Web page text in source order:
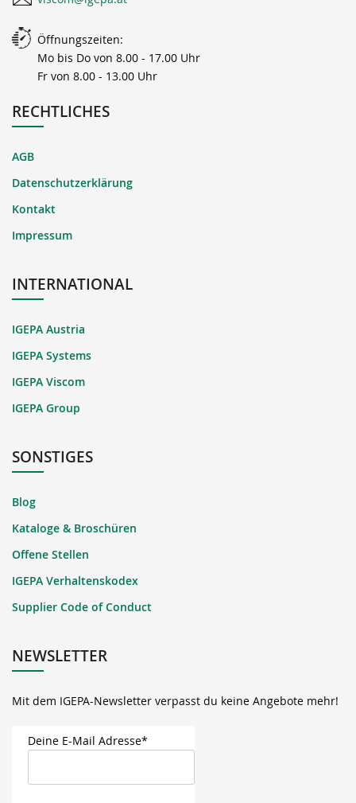
Öffnungszeiten:
Mo bis Do von 8.00 - 17.00 Uhr
Fr von 8.00 - 13.00 Uhr
RECHTLICHES
AGB
Datenschutzerklärung
Kontakt
Impressum
INTERNATIONAL
IGEPA Austria
IGEPA Systems
IGEPA Viscom
IGEPA Group
SONSTIGES
Blog
Kataloge & Broschüren
Offene Stellen
IGEPA Verhaltenskodex
Supplier Code of Conduct
NEWSLETTER
Mit dem IGEPA-Newsletter verpasst du keine Angebote mehr!
Deine E-Mail Adresse*